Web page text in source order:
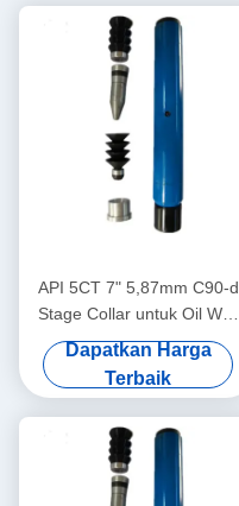
API 5CT 7" 5,87mm C90-d
Stage Collar untuk Oil Well
Cementing
Dapatkan Harga
Terbaik